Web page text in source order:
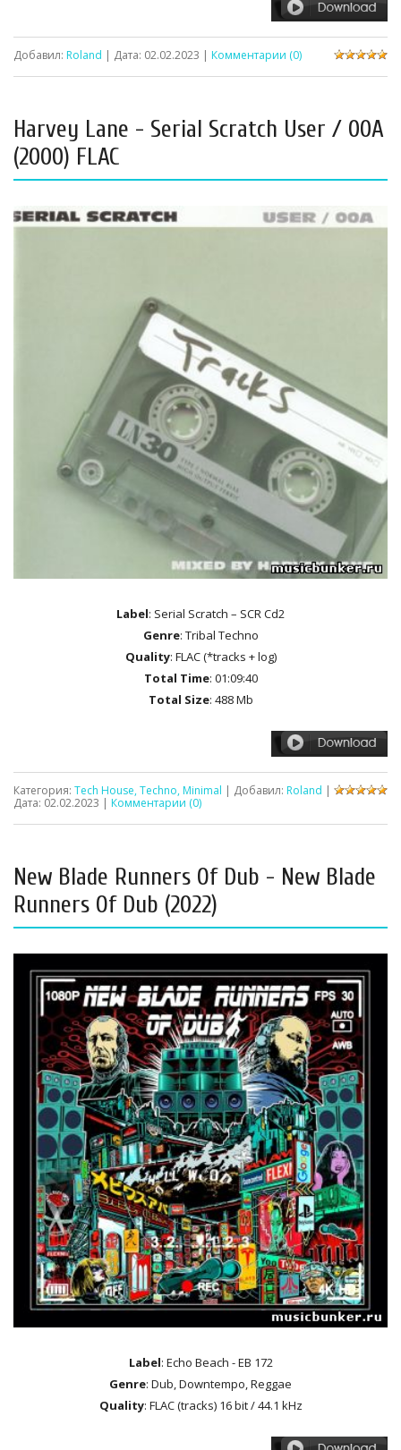
Добавил: Roland | Дата: 02.02.2023 | Комментарии (0)
Harvey Lane - Serial Scratch User / 00A
(2000) FLAC
Label: Serial Scratch ‎– SCR Cd2
Genre: Tribal Techno
Quality: FLAC (*tracks + log)
Total Time: 01:09:40
Total Size: 488 Mb
Категория: Tech House, Techno, Minimal | Добавил: Roland |
Дата: 02.02.2023 | Комментарии (0)
New Blade Runners Of Dub - New Blade
Runners Of Dub (2022)
Label: Echo Beach - EB 172
Genre: Dub, Downtempo, Reggae
Quality: FLAC (tracks) 16 bit / 44.1 kHz